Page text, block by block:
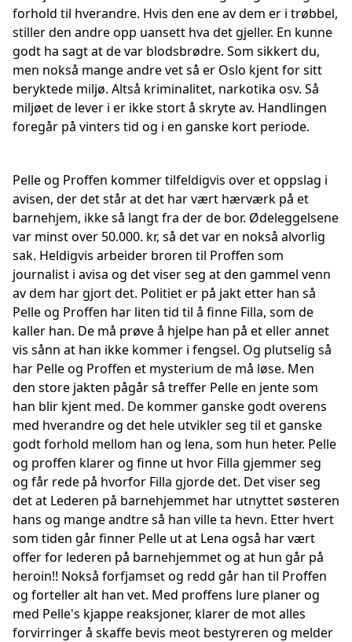
forhold til hverandre. Hvis den ene av dem er i trøbbel,
stiller den andre opp uansett hva det gjeller. En kunne
godt ha sagt at de var blodsbrødre. Som sikkert du,
men nokså mange andre vet så er Oslo kjent for sitt
beryktede miljø. Altså kriminalitet, narkotika osv. Så
miljøet de lever i er ikke stort å skryte av. Handlingen
foregår på vinters tid og i en ganske kort periode.
Pelle og Proffen kommer tilfeldigvis over et oppslag i
avisen, der det står at det har vært hærværk på et
barnehjem, ikke så langt fra der de bor. Ødeleggelsene
var minst over 50.000. kr, så det var en nokså alvorlig
sak. Heldigvis arbeider broren til Proffen som
journalist i avisa og det viser seg at den gammel venn
av dem har gjort det. Politiet er på jakt etter han så
Pelle og Proffen har liten tid til å finne Filla, som de
kaller han. De må prøve å hjelpe han på et eller annet
vis sånn at han ikke kommer i fengsel. Og plutselig så
har Pelle og Proffen et mysterium de må løse. Men
den store jakten pågår så treffer Pelle en jente som
han blir kjent med. De kommer ganske godt overens
med hverandre og det hele utvikler seg til et ganske
godt forhold mellom han og lena, som hun heter. Pelle
og proffen klarer og finne ut hvor Filla gjemmer seg
og får rede på hvorfor Filla gjorde det. Det viser seg
det at Lederen på barnehjemmet har utnyttet søsteren
hans og mange andtre så han ville ta hevn. Etter hvert
som tiden går finner Pelle ut at Lena også har vært
offer for lederen på barnehjemmet og at hun går på
heroin!! Nokså forfjamset og redd går han til Proffen
og forteller alt han vet. Med proffens lure planer og
med Pelle's kjappe reaksjoner, klarer de mot alles
forvirringer å skaffe bevis meot bestyreren og melder